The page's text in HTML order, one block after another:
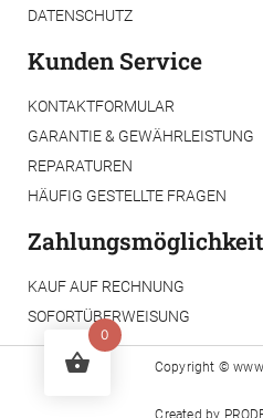
DATENSCHUTZ
Kunden Service
KONTAKTFORMULAR
GARANTIE & GEWÄHRLEISTUNG
REPARATUREN
HÄUFIG GESTELLTE FRAGEN
KAUF AUF RECHNUNG
SOFORTÜBERWEISUNG
Copyright ©
Created by
0